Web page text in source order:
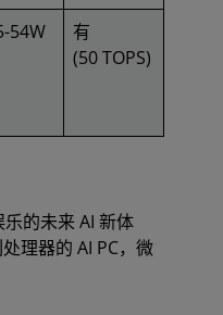
54W
有
(50 TOPS)
的未来 AI 新体
理器的 AI PC，微